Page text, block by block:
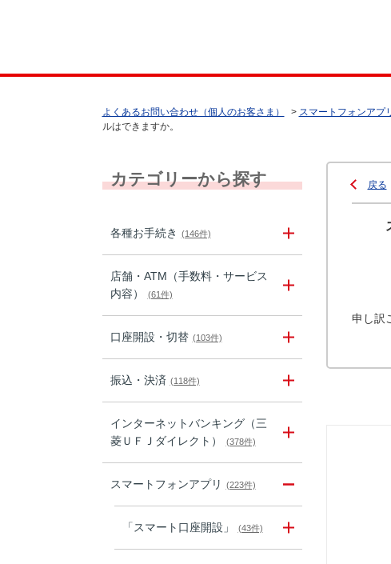
よくあるお問い合わせ（個人のお客さま） > スマートフォンアプ
ルはできますか。
カテゴリーから探す
各種お手続き (146件)
店舗・ATM（手数料・サービス
内容）
(61件)
口座開設・切替 (103件)
振込・決済 (118件)
インターネットバンキング（三
菱ＵＦＪダイレクト）
(378件)
スマートフォンアプリ (223件)
「スマート口座開設」 (43件)
戻る
申し訳